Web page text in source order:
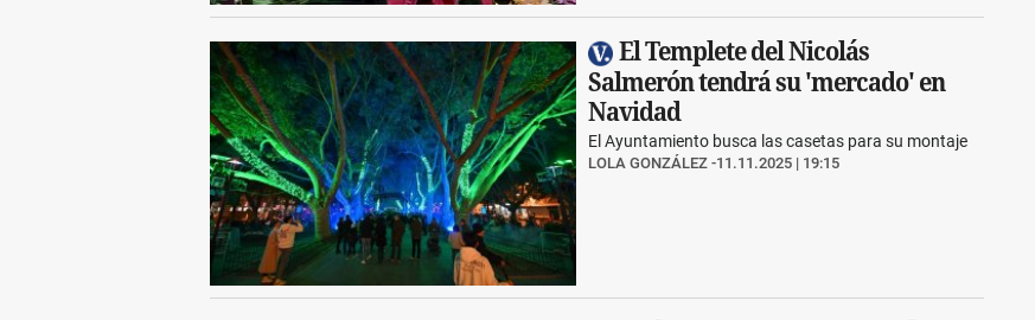
El Templete del Nicolás
Salmerón tendrá su 'mercado' en
Navidad
LOLA GONZÁLEZ 11.11.2025 | 19:15
El Ayuntamiento busca las casetas para su montaje